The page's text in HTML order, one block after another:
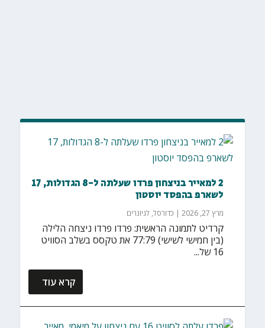
2 למאייר בניצחון פרדו שעלתה ל-8 הגדולות, 17
לשארפ בהפסד יוסטון
מרץ 27, 2026 | כדורסל, לגיונרים
קרדיט לתמונה הראשית: פרדו פרדו ניצחה הלילה
(בין חמישי לשישי) 77:79 את טקסס בשלב הסוויט
16 של...
קרא עוד